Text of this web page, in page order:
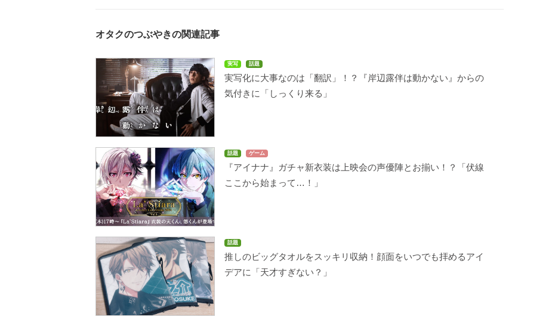
オタクのつぶやきの関連記事
実写 話題
実写化に大事なのは「翻訳」！？『岸辺露伴は動かない』からの
気付きに「しっくり来る」
話題 ゲーム
『アイナナ』ガチャ新衣装は上映会の声優陣とお揃い！？「伏線
ここから始まって…！」
話題
推しのビッグタオルをスッキリ収納！顔面をいつでも拝めるアイ
デアに「天才すぎない？」